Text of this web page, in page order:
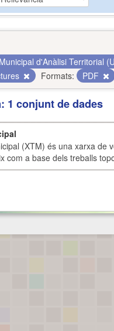
d'Anàlisi Territorial
Formats: PDF
1 conjunt de dades
(XTM) és una xarxa de
com a base dels treballs